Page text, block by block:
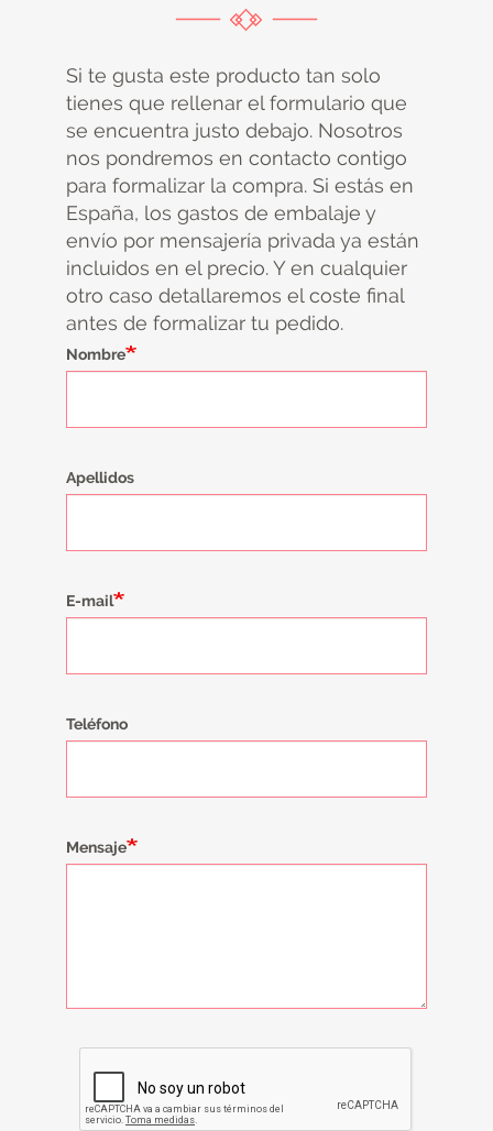
Si te gusta este producto tan solo
tienes que rellenar el formulario que
se encuentra justo debajo. Nosotros
nos pondremos en contacto contigo
para formalizar la compra. Si estás en
España, los gastos de embalaje y
envío por mensajería privada ya están
incluidos en el precio. Y en cualquier
otro caso detallaremos el coste final
antes de formalizar tu pedido.
Nombre
Apellidos
E-mail
Teléfono
Mensaje